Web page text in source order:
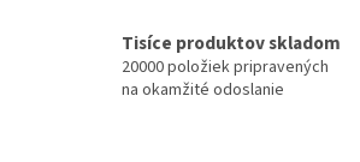
Tisíce produktov skladom
20000 položiek pripravených
na okamžité odoslanie